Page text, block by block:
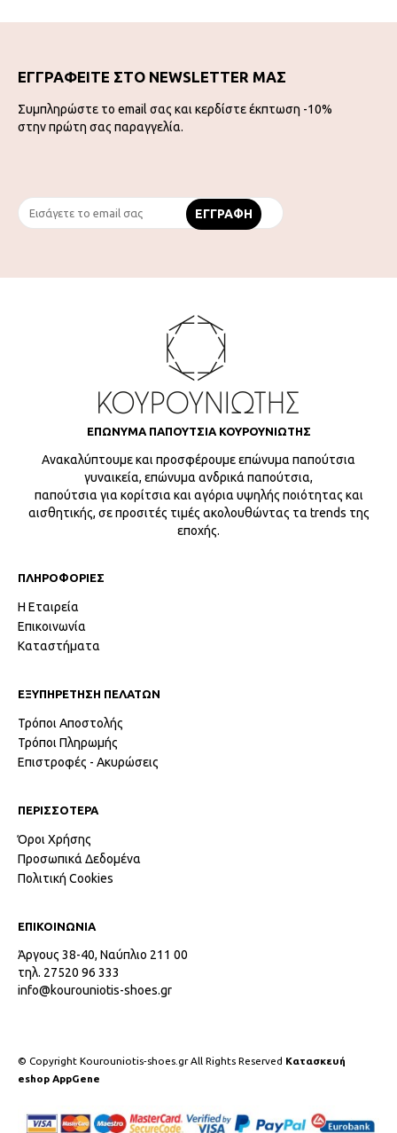
ΕΓΓΡΑΦΕΙΤΕ ΣΤΟ NEWSLETTER ΜΑΣ
Συμπληρώστε το email σας και κερδίστε έκπτωση -10%
στην πρώτη σας παραγγελία.
ΕΠΩΝΥΜΑ ΠΑΠΟΥΤΣΙΑ ΚΟΥΡΟΥΝΙΩΤΗΣ
Ανακαλύπτουμε και προσφέρουμε επώνυμα παπούτσια
γυναικεία, επώνυμα ανδρικά παπούτσια,
παπούτσια για κορίτσια και αγόρια υψηλής ποιότητας και
αισθητικής, σε προσιτές τιμές ακολουθώντας τα trends της
εποχής.
ΠΛΗΡΟΦΟΡΙΕΣ
Η Εταιρεία
Επικοινωνία
Καταστήματα
ΕΞΥΠΗΡΕΤΗΣΗ ΠΕΛΑΤΩΝ
Τρόποι Αποστολής
Τρόποι Πληρωμής
Επιστροφές - Ακυρώσεις
ΠΕΡΙΣΣΟΤΕΡΑ
Όροι Χρήσης
Προσωπικά Δεδομένα
Πολιτική Cookies
ΕΠΙΚΟΙΝΩΝΙΑ
Άργους 38-40, Ναύπλιο 211 00
τηλ. 27520 96 333
info@kourouniotis-shoes.gr
© Copyright Kourouniotis-shoes.gr All Rights Reserved Κατασκευή
eshop AppGene